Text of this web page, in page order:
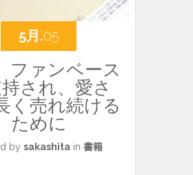
5月.05
ファンベース
持され、愛さ
く売れ続ける
ために
by sakashitain 書籍